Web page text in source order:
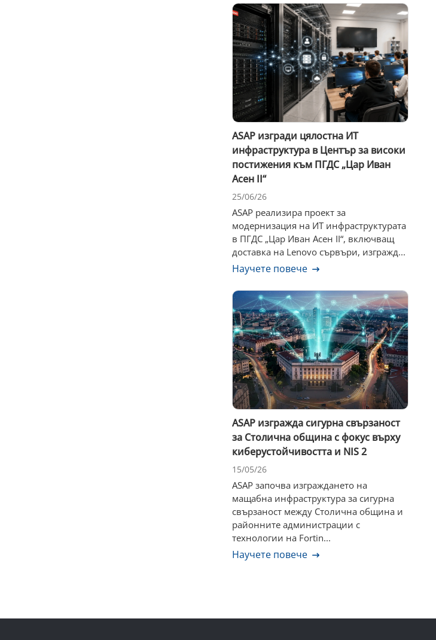
ASAP изгради цялостна ИТ
инфраструктура в Център за високи
постижения към ПГДС „Цар Иван
Асен II“
25/06/26
ASAP реализира проект за
модернизация на ИТ инфраструктурата
в ПГДС „Цар Иван Асен II“, включващ
доставка на Lenovo сървъри, изгражд...
Научете повече
ASAP изгражда сигурна свързаност
за Столична община с фокус върху
киберустойчивостта и NIS 2
15/05/26
ASAP започва изграждането на
мащабна инфраструктура за сигурна
свързаност между Столична община и
районните администрации с
технологии на Fortin...
Научете повече